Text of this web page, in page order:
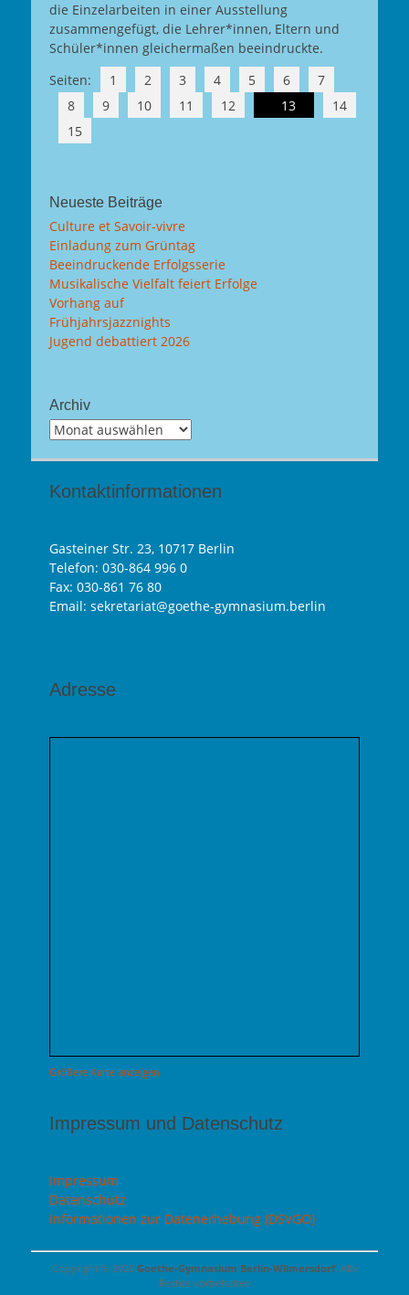
die Einzelarbeiten in einer Ausstellung
zusammengefügt, die Lehrer*innen, Eltern und
Schüler*innen gleichermaßen beeindruckte.
Seiten:
1 2 3 4 5 6
7
8
9 10 11 12 13
14
15
Neueste Beiträge
Culture et Savoir-vivre
Einladung zum Grüntag
Beeindruckende Erfolgsserie
Musikalische Vielfalt feiert Erfolge
Vorhang auf
Frühjahrsjazznights
Jugend debattiert 2026
Archiv
Archiv
Kontaktinformationen
Gasteiner Str. 23, 10717 Berlin
Telefon: 030-864 996 0
Fax: 030-861 76 80
Email: sekretariat@goethe-gymnasium.berlin
Adresse
Größere Karte anzeigen
Impressum und Datenschutz
Impressum
Datenschutz
Informationen zur Datenerhebung (DSVGO)
Copyright © 2026 Goethe-Gymnasium Berlin-Wilmersdorf. Alle
Rechte vorbehalten